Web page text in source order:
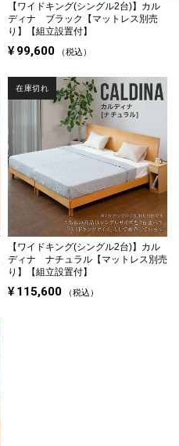
【ワイドキング(シングル2台)】 カル
ディナ ブラック【マットレス別売
り】【組立設置付】
¥ 99,600 税込
【ワイドキング(シングル2台)】 カル
ディナ ナチュラル【マットレス別売
り】【組立設置付】
¥ 115,600 税込
在庫切れ